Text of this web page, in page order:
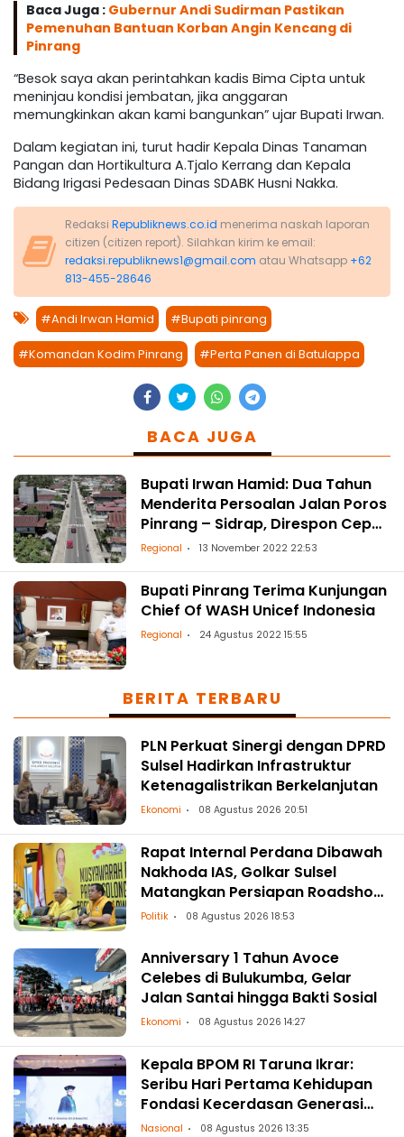
Baca Juga : Gubernur Andi Sudirman Pastikan
Pemenuhan Bantuan Korban Angin Kencang di
Pinrang
“Besok saya akan perintahkan kadis Bima Cipta untuk
meninjau kondisi jembatan, jika anggaran
memungkinkan akan kami bangunkan” ujar Bupati Irwan.
Dalam kegiatan ini, turut hadir Kepala Dinas Tanaman
Pangan dan Hortikultura A.Tjalo Kerrang dan Kepala
Bidang Irigasi Pedesaan Dinas SDABK Husni Nakka.
Redaksi Republiknews.co.id menerima naskah laporan
citizen (citizen report). Silahkan kirim ke email:
redaksi.republiknews1@gmail.com atau Whatsapp +62
813-455-28646
#Andi Irwan Hamid #Bupati pinrang
#Komandan Kodim Pinrang #Perta Panen di Batulappa
BACA JUGA
Bupati Irwan Hamid: Dua Tahun
Menderita Persoalan Jalan Poros
Pinrang – Sidrap, Direspon Cepat
Gubernur
Regional 13 November 2022 22:53
Bupati Pinrang Terima Kunjungan
Chief Of WASH Unicef Indonesia
Regional 24 Agustus 2022 15:55
BERITA TERBARU
PLN Perkuat Sinergi dengan DPRD
Sulsel Hadirkan Infrastruktur
Ketenagalistrikan Berkelanjutan
Ekonomi 08 Agustus 2026 20:51
Rapat Internal Perdana Dibawah
Nakhoda IAS, Golkar Sulsel
Matangkan Persiapan Roadshow
ke Daerah
Politik 08 Agustus 2026 18:53
Anniversary 1 Tahun Avoce
Celebes di Bulukumba, Gelar
Jalan Santai hingga Bakti Sosial
Ekonomi 08 Agustus 2026 14:27
Kepala BPOM RI Taruna Ikrar:
Seribu Hari Pertama Kehidupan
Fondasi Kecerdasan Generasi
Masa Depan
Nasional 08 Agustus 2026 13:35